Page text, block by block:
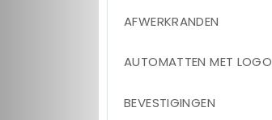
AFWERKRANDEN
AUTOMATTEN MET LOGO
BEVESTIGINGEN